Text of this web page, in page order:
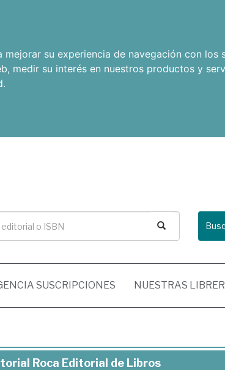
su experiencia de navegación con los
, medir su interés en nuestros productos y
.
SUSCRIPCIONES NUESTRAS
Roca Editorial de Libros